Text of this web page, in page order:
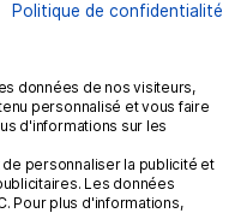
d'utilisation
Politique de confidentialité
données de nos visiteurs,
personnalisé et vous faire
d'informations sur les
personnaliser la publicité et
Les données
Pour plus d'informations,